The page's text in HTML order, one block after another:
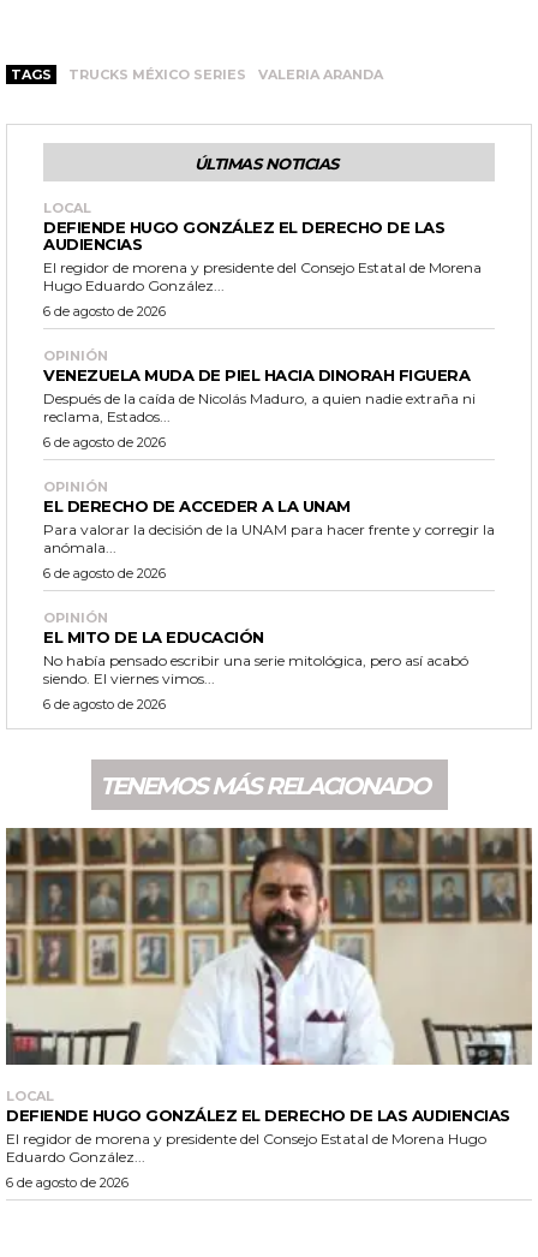
TAGS TRUCKS MÉXICO SERIES VALERIA ARANDA
ÚLTIMAS NOTICIAS
LOCAL
DEFIENDE HUGO GONZÁLEZ EL DERECHO DE LAS
AUDIENCIAS
El regidor de morena y presidente del Consejo Estatal de Morena
Hugo Eduardo González...
6 de agosto de 2026
OPINIÓN
VENEZUELA MUDA DE PIEL HACIA DINORAH FIGUERA
Después de la caída de Nicolás Maduro, a quien nadie extraña ni
reclama, Estados...
6 de agosto de 2026
OPINIÓN
EL DERECHO DE ACCEDER A LA UNAM
Para valorar la decisión de la UNAM para hacer frente y corregir la
anómala...
6 de agosto de 2026
OPINIÓN
EL MITO DE LA EDUCACIÓN
No había pensado escribir una serie mitológica, pero así acabó
siendo. El viernes vimos...
6 de agosto de 2026
TENEMOS MÁS RELACIONADO
LOCAL
DEFIENDE HUGO GONZÁLEZ EL DERECHO DE LAS AUDIENCIAS
El regidor de morena y presidente del Consejo Estatal de Morena Hugo
Eduardo González...
6 de agosto de 2026